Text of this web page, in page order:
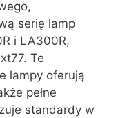
serię lamp
i LA300R,
Te
lampy oferują
pełne
standardy w